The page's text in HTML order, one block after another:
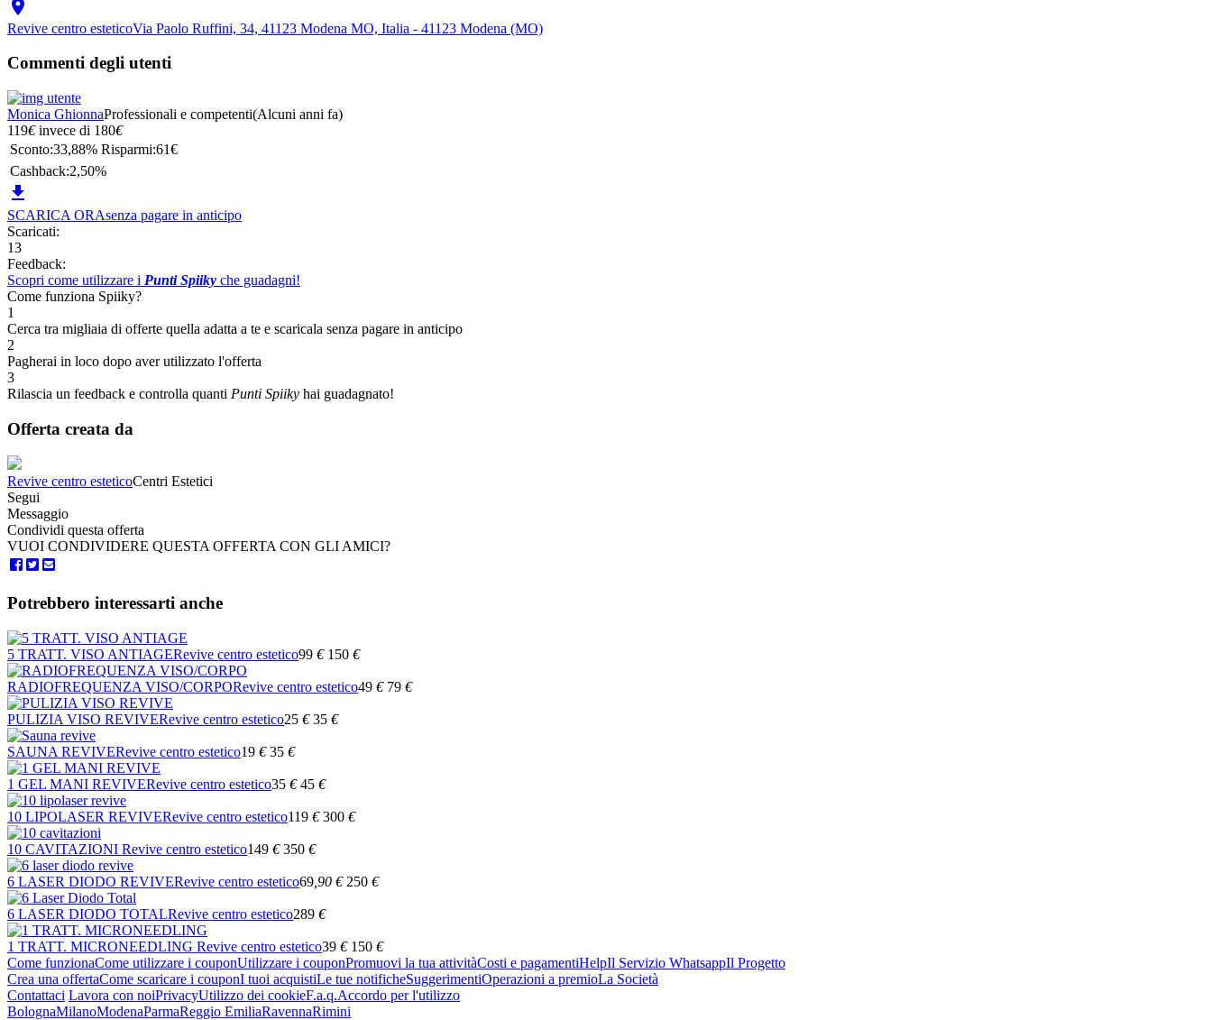

Revive centro esteticoVia Paolo Ruffini, 34, 41123 Modena MO, Italia - 41123 Modena (MO)
Commenti degli utenti
Monica GhionnaProfessionali e competenti(Alcuni anni fa)
119€ invece di 180€
Sconto:33,88% Risparmi:61€
Cashback:2,50%

SCARICA ORAsenza pagare in anticipo
Scaricati:
13
Feedback:
Scopri come utilizzare i Punti Spiiky che guadagni!
Come funziona Spiiky?
1
Cerca tra migliaia di offerte quella adatta a te e scaricala senza pagare in anticipo
2
Pagherai in loco dopo aver utilizzato l'offerta
3
Rilascia un feedback e controlla quanti Punti Spiiky hai guadagnato!
Offerta creata da
Revive centro esteticoCentri Estetici
Segui
Messaggio
Condividi questa offerta
VUOI CONDIVIDERE QUESTA OFFERTA CON GLI AMICI?
Potrebbero interessarti anche
5 TRATT. VISO ANTIAGERevive centro estetico99 € 150 €
RADIOFREQUENZA VISO/CORPORevive centro estetico49 € 79 €
PULIZIA VISO REVIVERevive centro estetico25 € 35 €
SAUNA REVIVERevive centro estetico19 € 35 €
1 GEL MANI REVIVERevive centro estetico35 € 45 €
10 LIPOLASER REVIVERevive centro estetico119 € 300 €
10 CAVITAZIONI Revive centro estetico149 € 350 €
6 LASER DIODO REVIVERevive centro estetico69 ,90 € 250 €
6 LASER DIODO TOTALRevive centro estetico289 €
1 TRATT. MICRONEEDLING Revive centro estetico39 € 150 €
Come funzionaCome utilizzare i couponUtilizzare i couponPromuovi la tua attivitàCosti e pagamentiHelpIl Servizio WhatsappIl Progetto
Crea una offertaCome scaricare i couponI tuoi acquistiLe tue notificheSuggerimentiOperazioni a premioLa Società
Contattaci Lavora con noiPrivacyUtilizzo dei cookieF.a.q.Accordo per l'utilizzo
BolognaMilanoModenaParmaReggio EmiliaRavennaRimini